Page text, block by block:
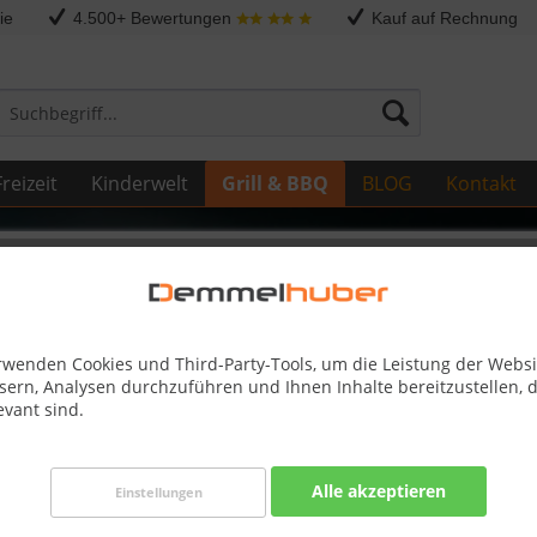
4.500+ Bewertungen Kauf auf Rechnung
Kinderwelt Grill & BBQ BLOG Kontakt
Cookies und Third-Party-Tools, um die Leistung der
Analysen durchzuführen und Ihnen Inhalte bereitzustellen,
sind.
Einstellungen Alle akzeptieren
7 30 <2016 #N555-0021